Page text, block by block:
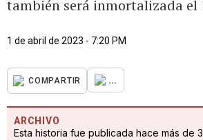
también será inmortalizada el
1 de abril de 2023 - 7:20 PM
COMPARTIR ...
ARCHIVO
Esta historia fue publicada hace más de